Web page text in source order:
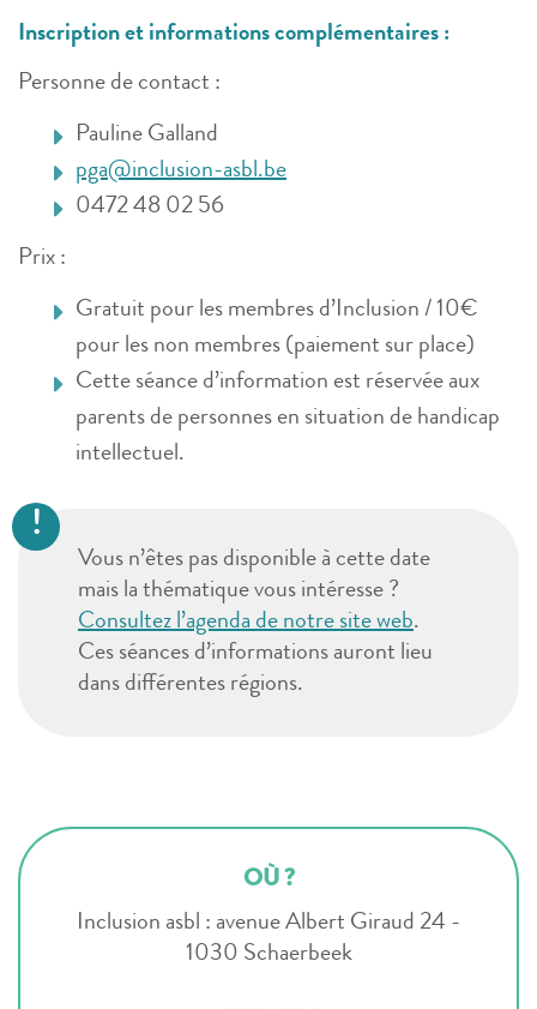
Inscription et informations complémentaires :
Personne de contact :
Pauline Galland
pga@inclusion-asbl.be
0472 48 02 56
Prix :
Gratuit pour les membres d’Inclusion / 10€
pour les non membres (paiement sur place)
Cette séance d’information est réservée aux
parents de personnes en situation de handicap
intellectuel.
Vous n’êtes pas disponible à cette date
mais la thématique vous intéresse ?
Consultez l’agenda de notre site web.
Ces séances d’informations auront lieu
dans différentes régions.
OÙ ?
Inclusion asbl : avenue Albert Giraud 24 -
1030 Schaerbeek